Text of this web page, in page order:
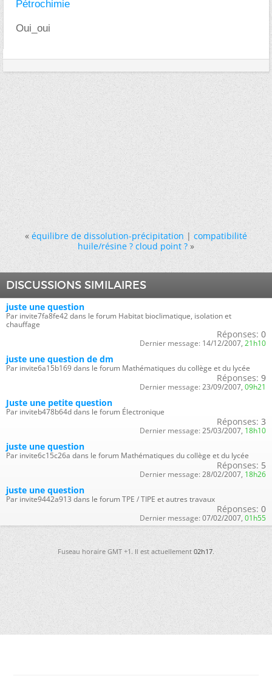
Pétrochimie
Oui_oui
« équilibre de dissolution-précipitation|compatibilité
huile/résine ? cloud point ? »
DISCUSSIONS SIMILAIRES
juste une question
Par invite7fa8fe42 dans le forum Habitat bioclimatique, isolation et
chauffage
Réponses: 0
Dernier message: 14/12/2007, 21h10
juste une question de dm
Par invite6a15b169 dans le forum Mathématiques du collège et du lycée
Réponses: 9
Dernier message: 23/09/2007, 09h21
Juste une petite question
Par inviteb478b64d dans le forum Électronique
Réponses: 3
Dernier message: 25/03/2007, 18h10
juste une question
Par invite6c15c26a dans le forum Mathématiques du collège et du lycée
Réponses: 5
Dernier message: 28/02/2007, 18h26
juste une question
Par invite9442a913 dans le forum TPE / TIPE et autres travaux
Réponses: 0
Dernier message: 07/02/2007, 01h55
Fuseau horaire GMT +1. Il est actuellement02h17.